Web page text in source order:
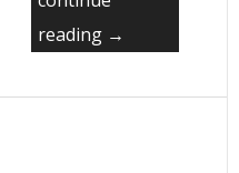
reading →